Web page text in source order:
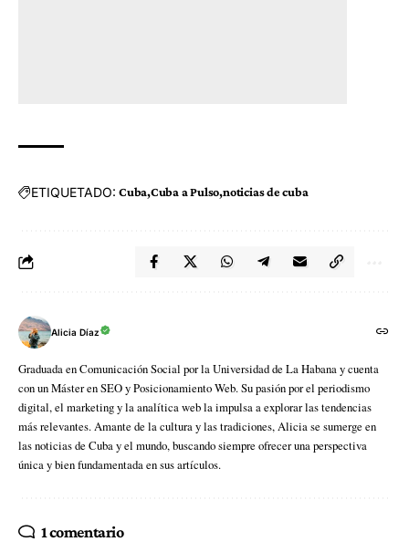
ETIQUETADO: Cuba Cuba a Pulso noticias de cuba
Alicia Díaz
Graduada en Comunicación Social por la Universidad de La Habana y cuenta
con un Máster en SEO y Posicionamiento Web. Su pasión por el periodismo
digital, el marketing y la analítica web la impulsa a explorar las tendencias
más relevantes. Amante de la cultura y las tradiciones, Alicia se sumerge en
las noticias de Cuba y el mundo, buscando siempre ofrecer una perspectiva
única y bien fundamentada en sus artículos.
1 comentario